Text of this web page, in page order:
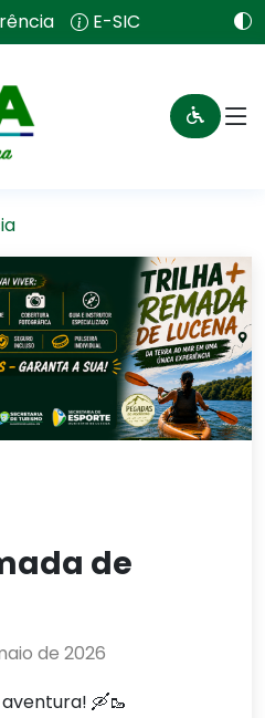
E-SIC
de
de 2026
🛶🥾